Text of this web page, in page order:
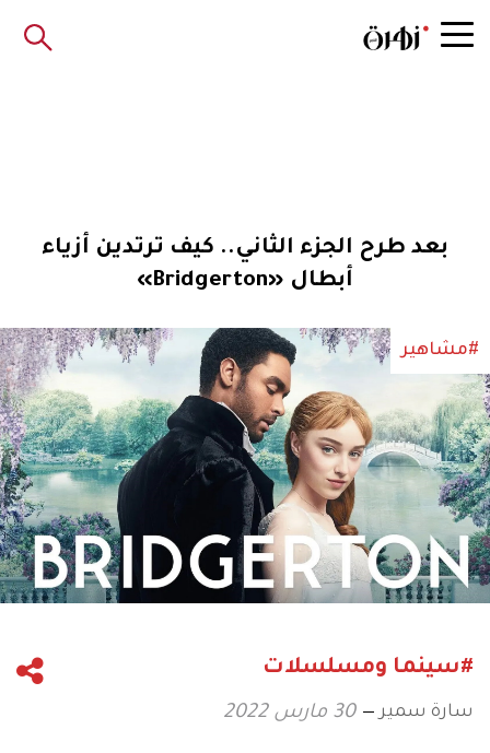
بعد طرح الجزء الثاني.. كيف ترتدين أزياء
أبطال «Bridgerton»
#مشاهير
#سينما ومسلسلات
سارة سمير 30 مارس 2022